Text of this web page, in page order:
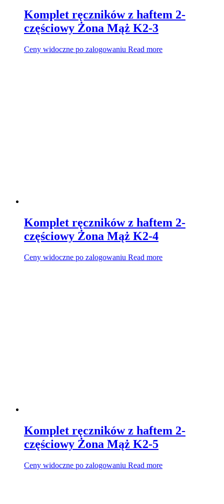
Komplet ręczników z haftem 2-
częściowy Żona Mąż K2-3
Ceny widoczne po zalogowaniu Read more
Komplet ręczników z haftem 2-
częściowy Żona Mąż K2-4
Ceny widoczne po zalogowaniu Read more
Komplet ręczników z haftem 2-
częściowy Żona Mąż K2-5
Ceny widoczne po zalogowaniu Read more